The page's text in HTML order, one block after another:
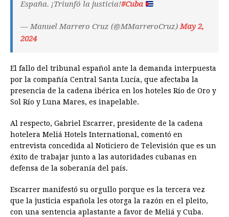
España. ¡Triunfó la justicia!#Cuba
— Manuel Marrero Cruz (@MMarreroCruz)May 2,
2024
El fallo del tribunal español ante la demanda interpuesta
por la compañía Central Santa Lucía, que afectaba la
presencia de la cadena ibérica en los hoteles Río de Oro y
Sol Río y Luna Mares, es inapelable.
Al respecto, Gabriel Escarrer, presidente de la cadena
hotelera Meliá Hotels International, comentó en
entrevista concedida al Noticiero de Televisión que es un
éxito de trabajar junto a las autoridades cubanas en
defensa de la soberanía del país.
Escarrer manifestó su orgullo porque es la tercera vez
que la justicia española les otorga la razón en el pleito,
con una sentencia aplastante a favor de Meliá y Cuba.